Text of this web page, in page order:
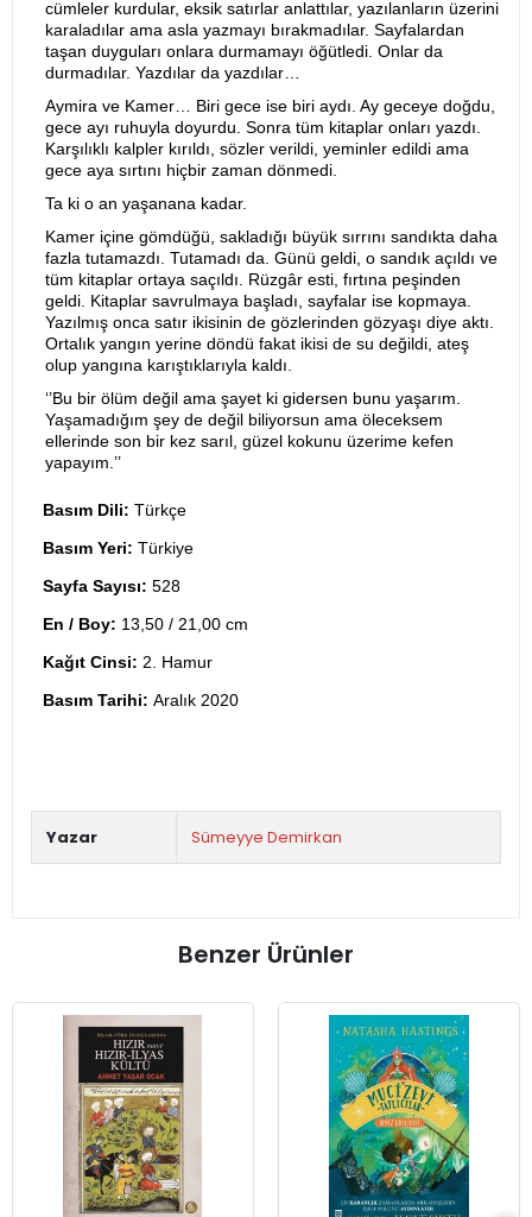
cümleler kurdular, eksik satırlar anlattılar, yazılanların üzerini
karaladılar ama asla yazmayı bırakmadılar. Sayfalardan
taşan duyguları onlara durmamayı öğütledi. Onlar da
durmadılar. Yazdılar da yazdılar…
Aymira ve Kamer… Biri gece ise biri aydı. Ay geceye doğdu,
gece ayı ruhuyla doyurdu. Sonra tüm kitaplar onları yazdı.
Karşılıklı kalpler kırıldı, sözler verildi, yeminler edildi ama
gece aya sırtını hiçbir zaman dönmedi.
Ta ki o an yaşanana kadar.
Kamer içine gömdüğü, sakladığı büyük sırrını sandıkta daha
fazla tutamazdı. Tutamadı da. Günü geldi, o sandık açıldı ve
tüm kitaplar ortaya saçıldı. Rüzgâr esti, fırtına peşinden
geldi. Kitaplar savrulmaya başladı, sayfalar ise kopmaya.
Yazılmış onca satır ikisinin de gözlerinden gözyaşı diye aktı.
Ortalık yangın yerine döndü fakat ikisi de su değildi, ateş
olup yangına karıştıklarıyla kaldı.
‘’Bu bir ölüm değil ama şayet ki gidersen bunu yaşarım.
Yaşamadığım şey de değil biliyorsun ama öleceksem
ellerinde son bir kez sarıl, güzel kokunu üzerime kefen
yapayım.’’
Basım Dili: Türkçe
Basım Yeri: Türkiye
Sayfa Sayısı: 528
En / Boy: 13,50 / 21,00 cm
Kağıt Cinsi: 2. Hamur
Basım Tarihi: Aralık 2020
Yazar Sümeyye Demirkan
Benzer Ürünler